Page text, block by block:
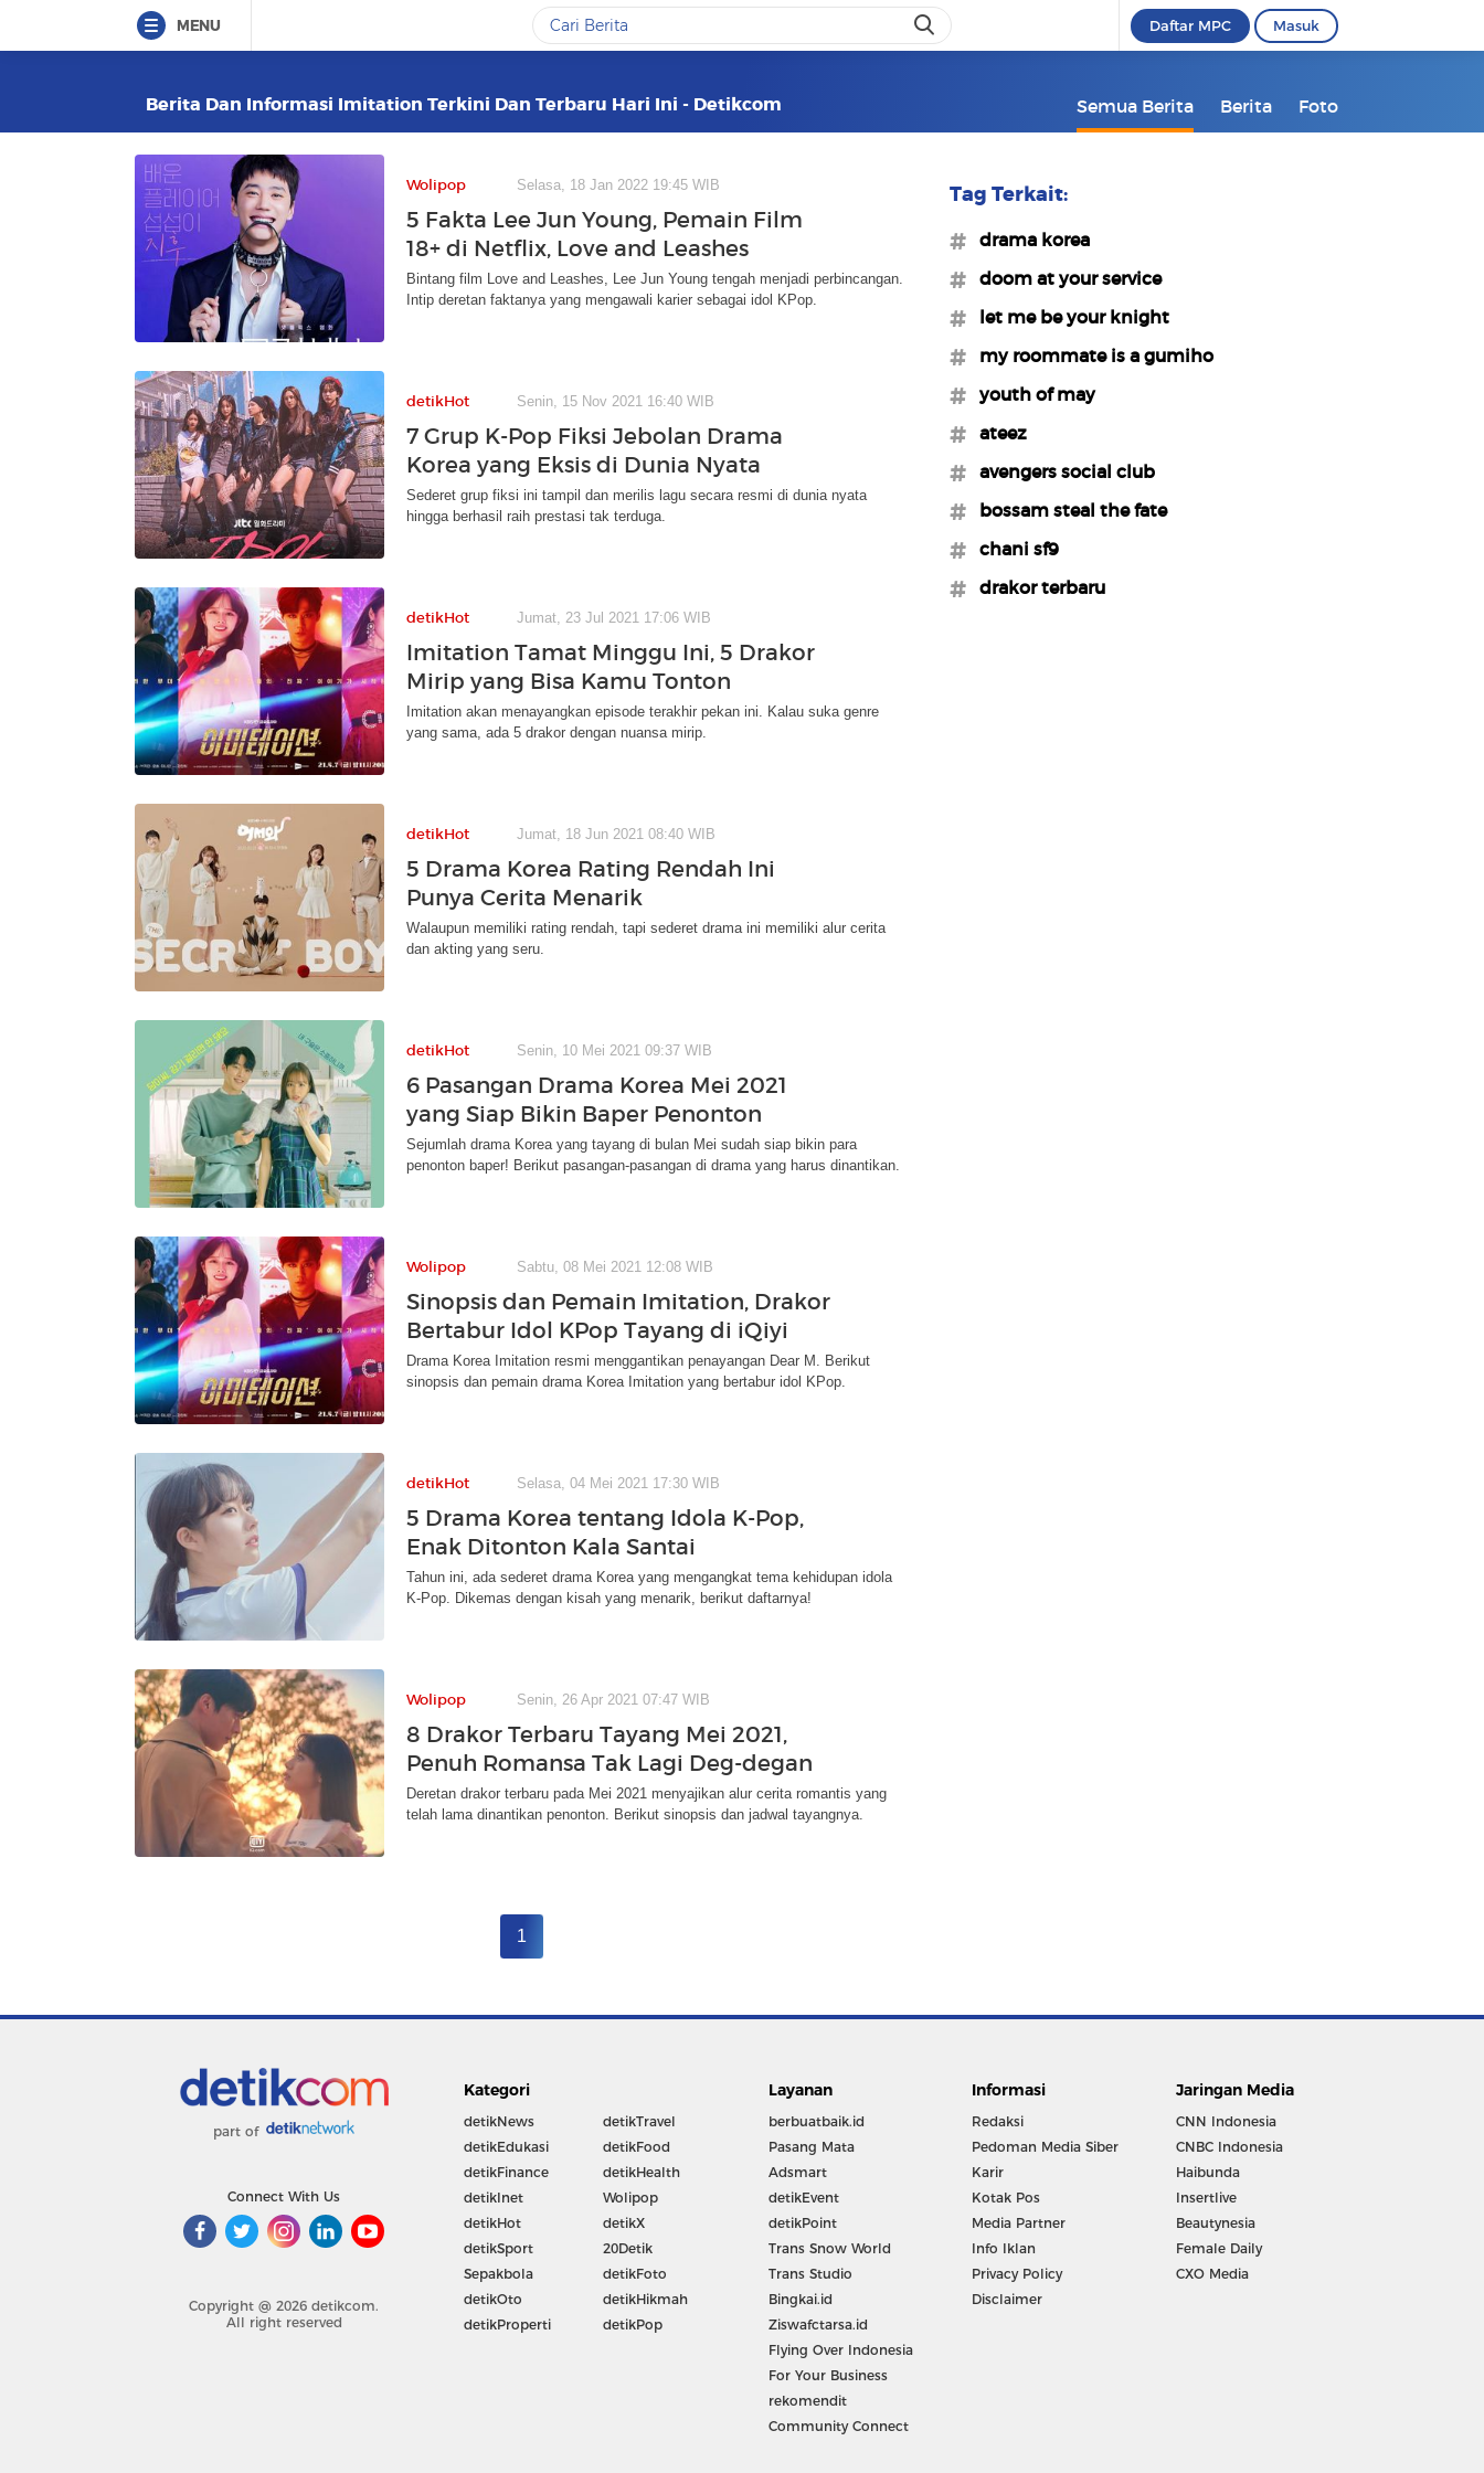
MENU Daftar MPC Masuk
Berita Dan Informasi Imitation Terkini Dan Terbaru Hari Ini - Detikcom Semua Berita Berita Foto
Wolipop Selasa, 18 Jan 2022 19:45 WIB
5 Fakta Lee Jun Young, Pemain Film
18+ di Netflix, Love and Leashes
Bintang film Love and Leashes, Lee Jun Young tengah menjadi perbincangan.
Intip deretan faktanya yang mengawali karier sebagai idol KPop.
detikHot Senin, 15 Nov 2021 16:40 WIB
7 Grup K-Pop Fiksi Jebolan Drama
Korea yang Eksis di Dunia Nyata
Sederet grup fiksi ini tampil dan merilis lagu secara resmi di dunia nyata
hingga berhasil raih prestasi tak terduga.
detikHot Jumat, 23 Jul 2021 17:06 WIB
Imitation Tamat Minggu Ini, 5 Drakor
Mirip yang Bisa Kamu Tonton
Imitation akan menayangkan episode terakhir pekan ini. Kalau suka genre
yang sama, ada 5 drakor dengan nuansa mirip.
detikHot Jumat, 18 Jun 2021 08:40 WIB
5 Drama Korea Rating Rendah Ini
Punya Cerita Menarik
Walaupun memiliki rating rendah, tapi sederet drama ini memiliki alur cerita
dan akting yang seru.
detikHot Senin, 10 Mei 2021 09:37 WIB
6 Pasangan Drama Korea Mei 2021
yang Siap Bikin Baper Penonton
Sejumlah drama Korea yang tayang di bulan Mei sudah siap bikin para
penonton baper! Berikut pasangan-pasangan di drama yang harus dinantikan.
Wolipop Sabtu, 08 Mei 2021 12:08 WIB
Sinopsis dan Pemain Imitation, Drakor
Bertabur Idol KPop Tayang di iQiyi
Drama Korea Imitation resmi menggantikan penayangan Dear M. Berikut
sinopsis dan pemain drama Korea Imitation yang bertabur idol KPop.
detikHot Selasa, 04 Mei 2021 17:30 WIB
5 Drama Korea tentang Idola K-Pop,
Enak Ditonton Kala Santai
Tahun ini, ada sederet drama Korea yang mengangkat tema kehidupan idola
K-Pop. Dikemas dengan kisah yang menarik, berikut daftarnya!
Wolipop Senin, 26 Apr 2021 07:47 WIB
8 Drakor Terbaru Tayang Mei 2021,
Penuh Romansa Tak Lagi Deg-degan
Deretan drakor terbaru pada Mei 2021 menyajikan alur cerita romantis yang
telah lama dinantikan penonton. Berikut sinopsis dan jadwal tayangnya.
1
Tag Terkait:
#drama korea
#doom at your service
#let me be your knight
#my roommate is a gumiho
#youth of may
#ateez
#avengers social club
#bossam steal the fate
#chani sf9
#drakor terbaru
part of
Connect With Us
Copyright @ 2026 detikcom.
All right reserved
Kategori
detikNews
detikEdukasi
detikFinance
detikInet
detikHot
detikSport
Sepakbola
detikOto
detikProperti
detikTravel
detikFood
detikHealth
Wolipop
detikX
20Detik
detikFoto
detikHikmah
detikPop
Layanan
berbuatbaik.id
Pasang Mata
Adsmart
detikEvent
detikPoint
Trans Snow World
Trans Studio
Bingkai.id
Ziswafctarsa.id
Flying Over Indonesia
For Your Business
rekomendit
Community Connect
Informasi
Redaksi
Pedoman Media Siber
Karir
Kotak Pos
Media Partner
Info Iklan
Privacy Policy
Disclaimer
Jaringan Media
CNN Indonesia
CNBC Indonesia
Haibunda
Insertlive
Beautynesia
Female Daily
CXO Media